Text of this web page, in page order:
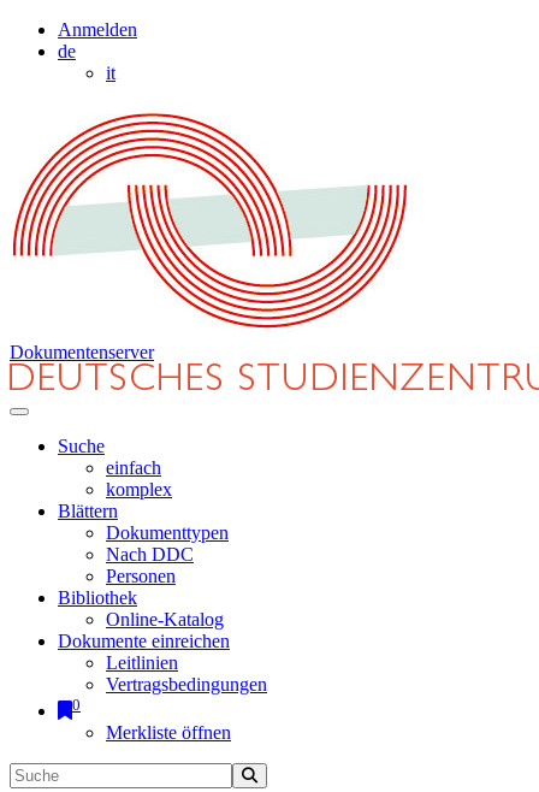
Anmelden
de
it
Dokumentenserver
Suche
einfach
komplex
Blättern
Dokumenttypen
Nach DDC
Personen
Bibliothek
Online-Katalog
Dokumente einreichen
Leitlinien
Vertragsbedingungen
0
Merkliste öffnen